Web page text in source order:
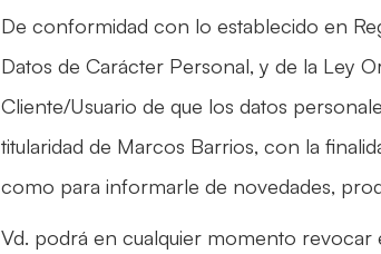
De conformidad con lo establecido en
Datos de Carácter Personal, y de la Ley
Cliente/Usuario de que los datos
titularidad de Marcos Barrios, con la
como para informarle de novedades,
Vd. podrá en cualquier momento